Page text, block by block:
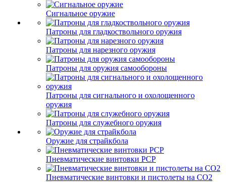
Сигнальное оружие
Патроны для гладкоствольного оружия
Патроны для нарезного оружия
Патроны для оружия самообороны
Патроны для сигнального и охолощенного
оружия
Патроны для служебного оружия
Оружие для страйкбола
Пневматические винтовки PCP
Пневматические винтовки и пистолеты на CO2